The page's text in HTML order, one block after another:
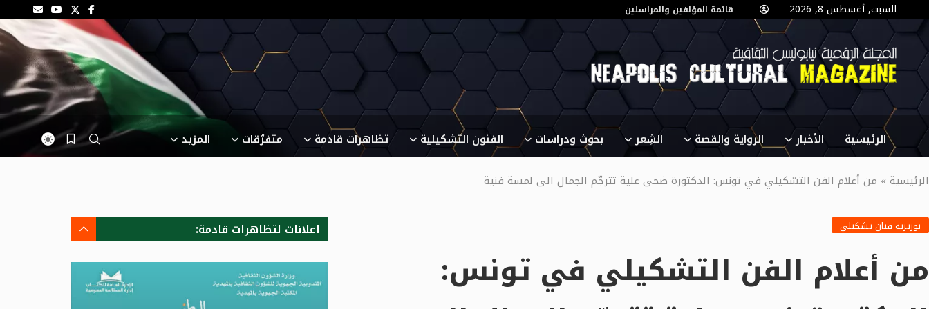
السبت, أغسطس 8, 2026 قائمة المؤلفين والمراسلين
الرئيسية الأخبار الرواية والقصة الشِعر بحوث ودراسات الفنون التشكيلية تظاهرات قادمة متفرّقات المزيد
الرئيسية» من أعلام الفن التشكيلي في تونس: الدكتورة ضحى علية تترجّم الجمال الى لمسة فنية
بورتريه فنان تشكيلي
من أعلام الفن التشكيلي في تونس:
اعلانات لتظاهرات قادمة: